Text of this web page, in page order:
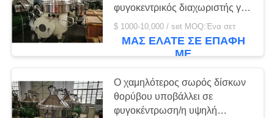
Κερί φίλτρο
καθαρισμού
φυγοκεντρικός διαχωριστής για
την επεξεργασία γάλακτος
$ 1000-10,000 / set MOQ:Ένα σετ
ΜΑΣ ΕΛΆΤΕ ΣΕ ΕΠΑΦΉ
ΜΕ
Ο χαμηλότερος σωρός δίσκων
θορύβου υποβάλλει σε
φυγοκέντρωση/η υψηλή